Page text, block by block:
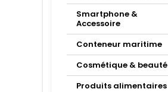
Smartphone &
Accessoire
Conteneur maritime
Cosmétique & beauté
Produits alimentaires